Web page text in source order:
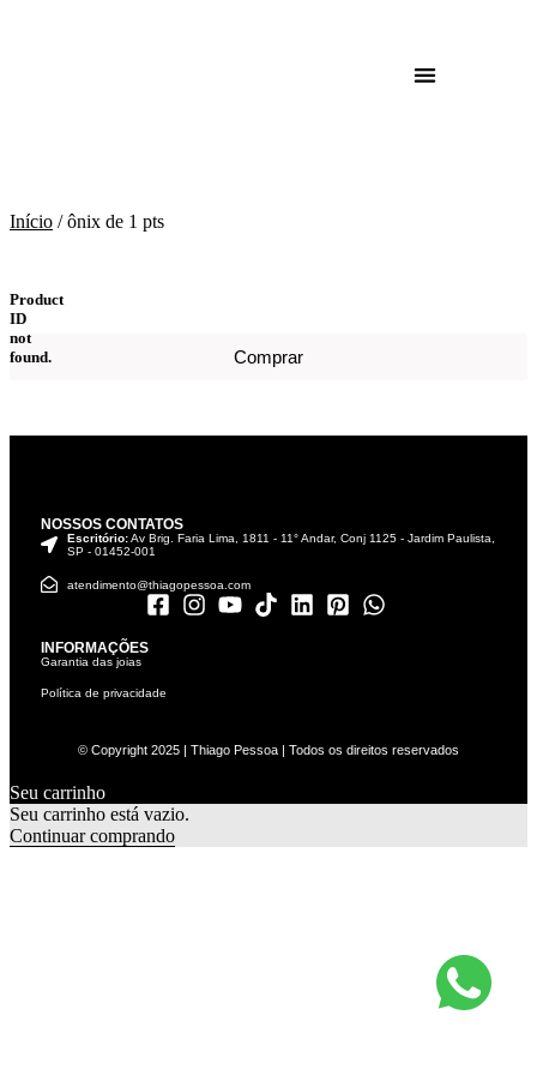
Início / ônix de 1 pts
Product
ID
not
found.
Comprar
NOSSOS CONTATOS
Escritório:Av Brig. Faria Lima, 1811 - 11° Andar, Conj 1125 - Jardim Paulista,
SP - 01452-001
atendimento@thiagopessoa.com
INFORMAÇÕES
Garantia das joias
Política de privacidade
© Copyright 2025 | Thiago Pessoa | Todos os direitos reservados
Seu carrinho
Seu carrinho está vazio.
Continuar comprando